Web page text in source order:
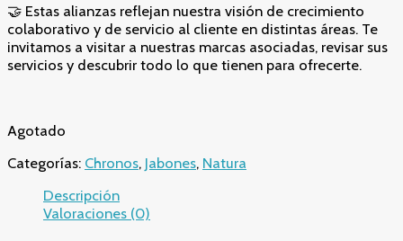
🤝 Estas alianzas reflejan nuestra visión de crecimiento
colaborativo y de servicio al cliente en distintas áreas. Te
invitamos a visitar a nuestras marcas asociadas, revisar sus
servicios y descubrir todo lo que tienen para ofrecerte.
Agotado
Categorías: Chronos, Jabones, Natura
Descripción
Valoraciones (0)